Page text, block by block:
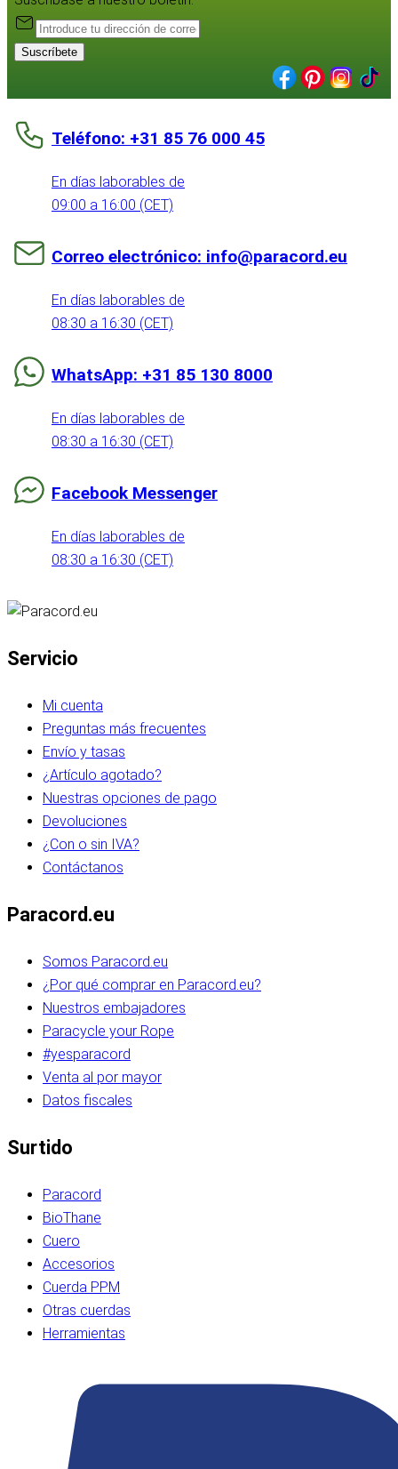
Suscríbete
Teléfono: +31 85 76 000 45
En días laborables de
09:00 a 16:00 (CET)
Correo electrónico: info@paracord.eu
En días laborables de
08:30 a 16:30 (CET)
WhatsApp: +31 85 130 8000
En días laborables de
08:30 a 16:30 (CET)
Facebook Messenger
En días laborables de
08:30 a 16:30 (CET)
Servicio
Mi cuenta
Preguntas más frecuentes
Envío y tasas
¿Artículo agotado?
Nuestras opciones de pago
Devoluciones
¿Con o sin IVA?
Contáctanos
Paracord.eu
Somos Paracord.eu
¿Por qué comprar en Paracord.eu?
Nuestros embajadores
Paracycle your Rope
#yesparacord
Venta al por mayor
Datos fiscales
Surtido
Paracord
BioThane
Cuero
Accesorios
Cuerda PPM
Otras cuerdas
Herramientas